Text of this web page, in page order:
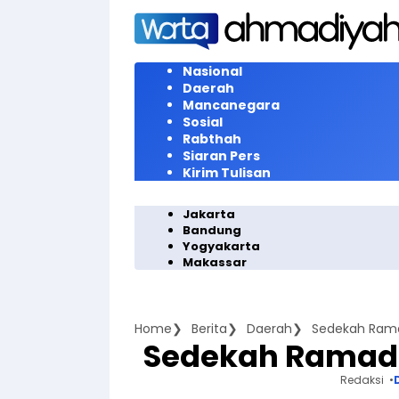
Langsung
konten
Nasional
Daerah
Mancanegara
Sosial
Rabthah
Siaran Pers
Kirim Tulisan
Jakarta
Bandung
Yogyakarta
Makassar
Home Berita Daerah Sedekah
Sedekah
Redaksi